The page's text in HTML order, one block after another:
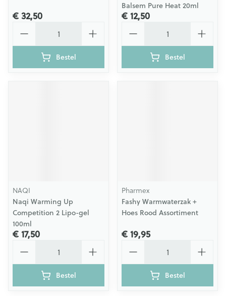
€ 32,50
Bestel
Balsem Pure Heat 20ml
€ 12,50
Bestel
NAQI
Naqi Warming Up
Competition 2 Lipo-gel
100ml
€ 17,50
Bestel
Pharmex
Fashy Warmwaterzak +
Hoes Rood Assortiment
€ 19,95
Bestel